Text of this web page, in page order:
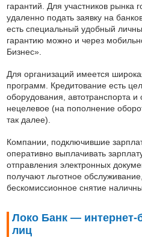
гарантий. Для участников рынка
удаленно подать заявку на
есть специальный удобный
гарантию можно и через
Бизнес».
Для организаций имеется
программ. Кредитование есть
оборудования, автотранспорта
нецелевое (на пополнение
так далее).
Компании, подключившие
оперативно выплачивать
отправления электронных
получают льготное
бескомиссионное снятие
Локо Банк — интернет-
лиц